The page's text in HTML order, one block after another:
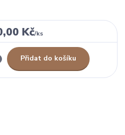
Kč/ks
Přidat do košíku